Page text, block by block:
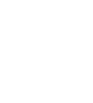
これ
今